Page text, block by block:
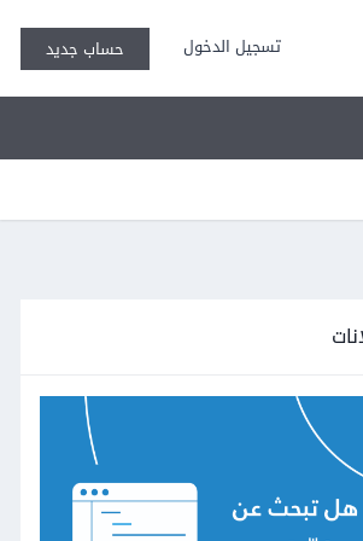
تسجيل الدخول حساب جديد